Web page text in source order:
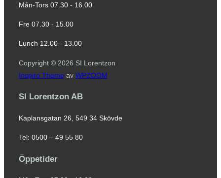
Mån-Tors 07.30 - 16.00
Fre 07.30 - 15.00
Lunch 12.00 - 13.00
Copyright © 2026 SI Lorentzon
Inspiro Theme av WPZOOM
SI Lorentzon AB
Kaplansgatan 26, 549 34 Skövde
Tel: 0500 – 49 55 80
Öppetider